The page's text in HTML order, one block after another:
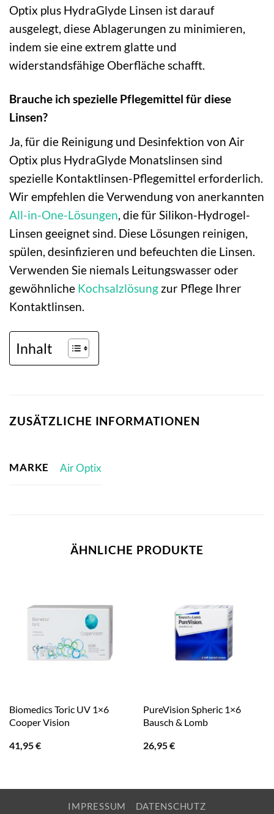
Optix plus HydraGlyde Linsen ist darauf
ausgelegt, diese Ablagerungen zu minimieren,
indem sie eine extrem glatte und
widerstandsfähige Oberfläche schafft.
Brauche ich spezielle Pflegemittel für diese
Linsen?
Ja, für die Reinigung und Desinfektion von Air
Optix plus HydraGlyde Monatslinsen sind
spezielle Kontaktlinsen-Pflegemittel erforderlich.
Wir empfehlen die Verwendung von anerkannten
All-in-One-Lösungen, die für Silikon-Hydrogel-
Linsen geeignet sind. Diese Lösungen reinigen,
spülen, desinfizieren und befeuchten die Linsen.
Verwenden Sie niemals Leitungswasser oder
gewöhnliche Kochsalzlösung zur Pflege Ihrer
Kontaktlinsen.
Inhalt
ZUSÄTZLICHE INFORMATIONEN
MARKE Air Optix
ÄHNLICHE PRODUKTE
Biomedics Toric UV 1×6
Cooper Vision
41,95€
PureVision Spheric 1×6
Bausch & Lomb
26,95€
IMPRESSUM DATENSCHUTZ